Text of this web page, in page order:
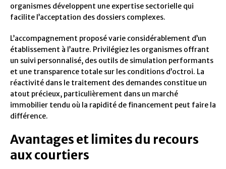
organismes développent une expertise sectorielle qui
facilite l’acceptation des dossiers complexes.
L’accompagnement proposé varie considérablement d’un
établissement à l’autre. Privilégiez les organismes offrant
un suivi personnalisé, des outils de simulation performants
et une transparence totale sur les conditions d’octroi. La
réactivité dans le traitement des demandes constitue un
atout précieux, particulièrement dans un marché
immobilier tendu où la rapidité de financement peut faire la
différence.
Avantages et limites du recours
aux courtiers